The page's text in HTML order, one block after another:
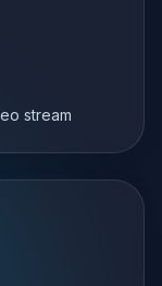
stream